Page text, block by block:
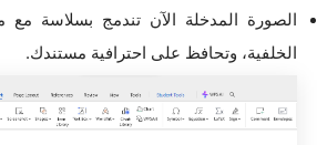
الخلفية، وتحافظ على احترافية مستندك.